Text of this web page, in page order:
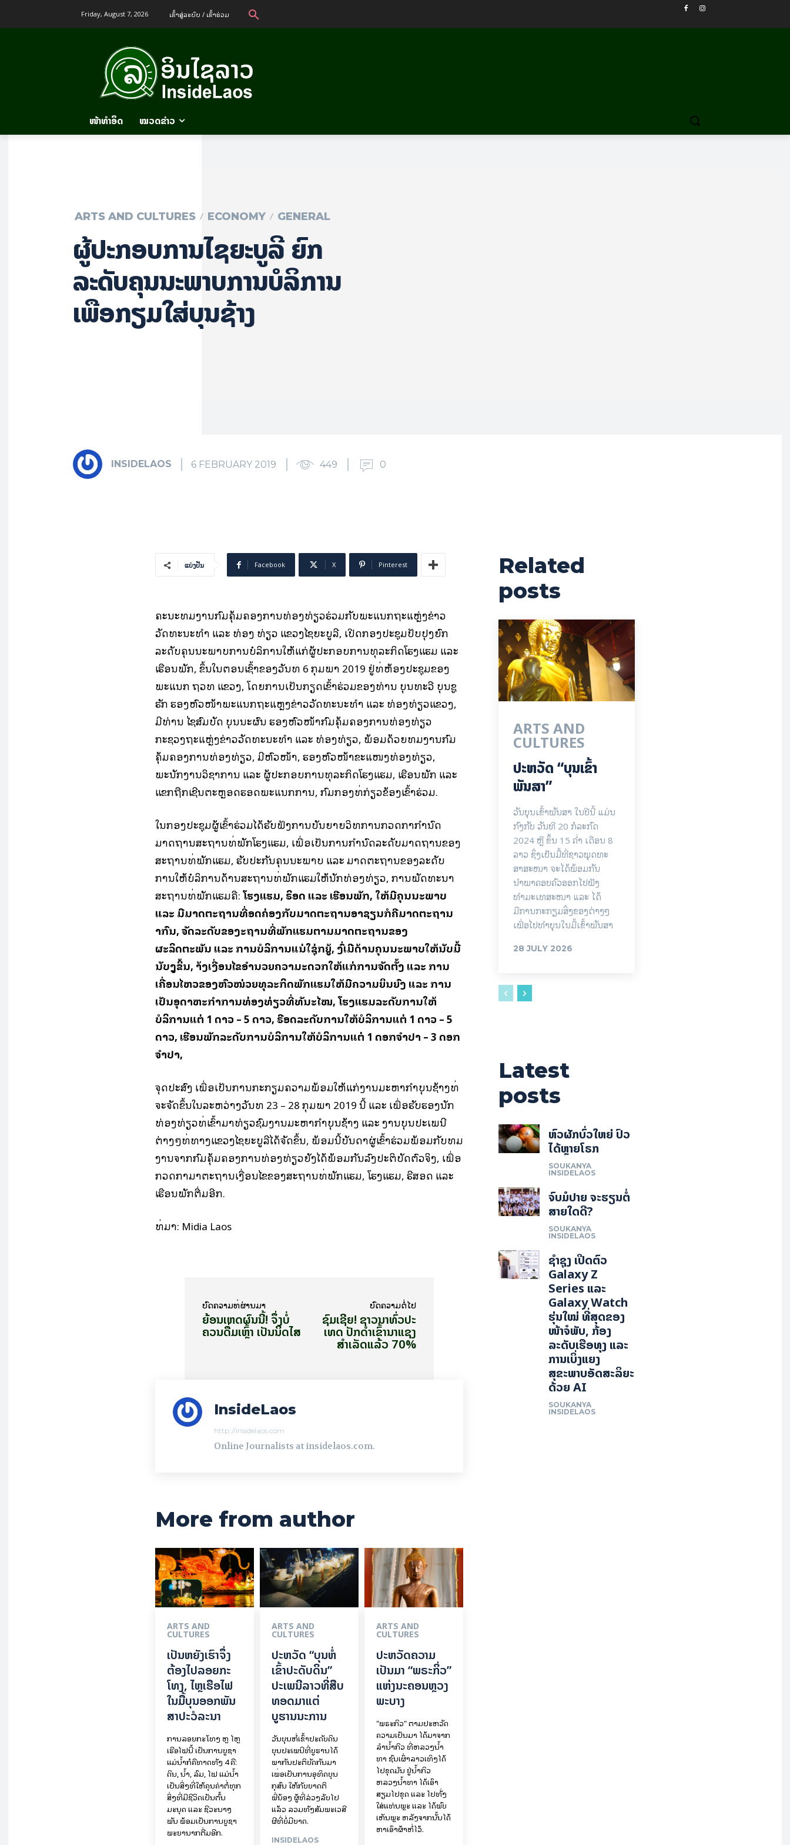
Friday, August 7, 2026 ເຂົ້າ​ສູ່​ລະ​ບົບ / ເຂົ້າ​ຮ່ວມ
ໜ້າທຳອິດ ໝວດຂ່າວ
ARTS AND CULTURES ECONOMY GENERAL
​ຜູ້​ປະ​ກອບ​ການ​ໄຊ​ຍະ​ບູ​ລີ ຍົກ
ລະດັບຄຸນນະພາບການບໍລິການ
ເພື່ອກຽມ​ໃສ່​ບຸນ​ຊ້າງ
INSIDELAOS 6 FEBRUARY 2019 449 0
ແບ່ງປັນ Facebook X Pinterest
ຄະນະທີມງານກົມຄຸ້ມຄອງການທ່ອງທ່ຽວຮ່ວມກັບພະແນກຖະແຫຼ່ງຂ່າວ
ວັດທະນະທຳ ແລະ ທ່ອງ ທ່ຽວ ແຂວງໄຊຍະບູລີ, ເປີດກອງປະຊຸມປັບປຸງຍົກ
ລະດັບຄຸນນະພາບການບໍລິການໃຫ້ແກ່ຜູ້ປະກອບການທຸລະກິດໂຮງແຮມ ແລະ
ເຮືອນພັກ, ຂຶ້ນໃນຕອນເຊົ້າຂອງວັນທີ 6 ກຸມພາ 2019 ຢູ່ທີ່ຫ້ອງປະຊຸມຂອງ
ພະແນກ ຖວທ ແຂວງ, ໂດຍການເປັນກຽດເຂົ້າຮ່ວມຂອງທ່ານ ບຸນທະວີ ບຸນຊູ
ຮັກ ຮອງຫົວໜ້າພະແນກຖະແຫຼງຂ່າວວັດທະນະທຳ ແລະ ທ່ອງທ່ຽວແຂວງ,
ມີທ່ານ ໄຊສົມບັດ ບຸນນະຜົນ ຮອງຫົວໜ້າກົມຄຸ້ມຄອງການທ່ອງທ່ຽວ
ກະຊວງຖະແຫຼ່ງຂ່າວວັດທະນະທຳ ແລະ ທ່ອງທ່ຽວ, ພ້ອມດ້ວຍທີມງານກົມ
ຄຸ້ມຄອງການທ່ອງທ່ຽວ, ມີຫົວໜ້າ, ຮອງຫົວໜ້າຂະແໜງທ່ອງທ່ຽວ,
ພະນັກງານວິຊາການ ແລະ ຜູ້ປະກອບການທຸລະກິດໂຮງແຮມ, ເຮືອນພັກ ແລະ
ແຂກຖືກເຊີນຕະຫຼອດຮອດພະແນກການ, ກົມກອງທີ່ກ່ຽວຂ້ອງເຂົ້າຮ່ວມ.
ໃນກອງປະຊຸມຜູ້ເຂົ້າຮ່ວມໄດ້ຮັບຟັງການບັນຍາຍວິທີການກວດກາກຳນົດ
ມາດຖານສະຖານທີ່ພັກໂຮງແຮມ, ເພື່ອເປັນການກຳນົດລະດັບມາດຖານຂອງ
ສະຖານທີ່ພັກແຮມ, ຮັບປະກັນຄຸນນະພາບ ແລະ ມາດຕະຖານຂອງລະດັບ
ການໃຫ້ບໍລິການດ້ານສະຖານທີ່ພັກແຮມໃຫ້ນັກທ່ອງທ່ຽວ, ການພັດທະນາ
ສະຖານທີ່ພັກແຮມຄື:ໂຮງແຮມ, ຣິສອດ ແລະ ເຮືອນພັກ, ໃຫ້ມີຄຸນນະພາບ
ແລະ ມີມາດຕະຖານທີ່ສອດຄ່ອງກັບມາດຕະຖານອາຊຽນກໍຄືມາດຕະຖານ
ສາກົນ, ຈັດລະດັບຂອງສະຖານທີ່ພັກແຮມຕາມມາດຕະຖານຂອງ
ຜະລິດຕະພັນ ແລະ ການບໍລິການແນ່ໃສ່ຊຸກຍູ້, ສົ່ງເສີມດ້ານຄຸນນະພາບໃຫ້ນັບມື້
ນັບສູງຂຶ້ນ, ສ້າງເງື່ອນໄຂອຳນວຍຄວາມສະດວກໃຫ້ແກ່ການຈັດຕັ້ງ ແລະ ການ
ເຄື່ອນໄຫວຂອງຫົວໜ່ວຍທຸລະກິດພັກແຮມໃຫ້ມີຄວາມຍຶນຍົງ ແລະ ການ
ເປັນອຸດສາຫະກຳການທ່ອງທ່ຽວທີ່ທັນສະໄໝ, ໂຮງແຮມລະດັບການໃຫ້
ບໍລິການແຕ່ 1 ດາວ – 5 ດາວ, ຣີສອດລະດັບການໃຫ້ບໍລິການແຕ່ 1 ດາວ – 5
ດາວ, ເຮືອນພັກລະດັບການບໍລິການໃຫ້ບໍລິການແຕ່ 1 ດອກຈຳປາ – 3 ດອກ
ຈຳປາ,
ຈຸດປະສົງ ເພື່ອເປັນການກະກຽມຄວາມພ້ອມໃຫ້ແກ່ງານມະຫາກຳບຸນຊ້າງທີ່
ຈະຈັດຂຶ້ນໃນລະຫວ່າງວັນທີ 23 – 28 ກຸມພາ 2019 ນີ້ ແລະ ເພື່ອຮັບຮອງນັກ
ທ່ອງທ່ຽວທີ່ເຂົ້າມາທ່ຽວຊົມງານມະຫາກຳບຸນຊ້າງ ແລະ ງານບຸນປະເພນີ
ຕ່າງໆທີ່ທາງແຂວງໄຊຍະບູລີໄດ້ຈັດຂຶ້ນ, ພ້ອມນີ້ບັນດາຜູ່ເຂົ້າຮ່ວມພ້ອມກັບທີມ
ງານຈາກກົມຄຸ້ມຄອງການທ່ອງທ່ຽວຍັງໄດ້ພ້ອມກັນລົງປະຕິບັດຕົວຈິງ, ເພື່ອ
ກວດກາມາຕະຖານເງື່ອນໄຂຂອງສະຖານທີ່ພັກແຮມ, ໂຮງແຮມ, ຣີສອດ ແລະ
ເຮືອນພັກຕື່ມອີກ.
ທີ່​ມາ: Midia Laos
ບົດ​ຄວາມ​ທີ່​ຜ່ານ​ມາ
​ຍ້ອນ​ເຫດ​ຜົນ​ນີ້! ​ຈຶ່ງບໍ່​
ຄວນ​ດື່ມ​ເຫຼົ້າ ເປັນ​ນິດ​ໄສ
ບົດ​ຄວາມ​ຕໍ່​ໄປ
ຊົມ​ເຊີຍ! ຊາວ​ນາ​ທົ່ວ​ປະ​
ເທດ ປັກດໍາເຂົ້ານາແຊງ
ສໍາເລັດແລ້ວ 70%
InsideLaos
http://insidelaos.com
Online Journalists at insidelaos.com.
More from author
ARTS AND
CULTURES
ເປັນ​ຫຍັງ​ເຮົາ​ຈຶ່ງ​
ຕ້ອງ​ໄປລອຍ​ກະ​
ໂທງ, ໄຫຼ​ເຮືອ​ໄຟ
ໃນ​ມື້​​ບຸນ​ອອກ​ພັນ​
ສາ​ປະ​ວໍ​ລະ​ນາ
ການລອຍ​ກະ​ໂທງ ຫຼື ໄຫຼ
ເຮືອໄຟນີ້ ເປັນການບູຊາ
ແມ່ນໍ້າກໍຄືທາດທັງ 4 ຄື:
ດິນ, ນໍ້າ, ລົມ, ໄຟ ແມ່ນໍ້າ
ເປັນສິ່ງທີ່ໃຫ້ຄຸນຄ່າຕໍ່ທຸກ
ສິ່ງທີ່ມີຊີວິດເປັນຕົ້ນ
ມະນຸດ ແລະ ຊີວະນາໆ
ພັນ ພ້ອມເປັນການບູຊາ
ພະຍານາກຕື່ມອີກ.
ARTS AND
CULTURES
ປະຫວັດ “ບຸນຫໍ່
ເຂົ້າປະດັບດິນ”
ປະເພນີລາວທີ່ສືບ
ທອດມາແຕ່
ບູຮານນະການ
ວັນບຸນຫໍ່ເຂົ້າປະດັບດິນ
ບຸນປະເພນີທີ່ບູຮານໄດ້
ພາກັນປະຕິບັດກັນມາ
ເພື່ອເປັນການອຸທິດບຸນ
ກຸສົນ ໃຫ້ກັບຍາດຕິ
ພີ່ນ້ອງ ຜູ້ທີ່ລ່ວງລັບໄປ
ແລ້ວ ລວມທັງສັມພະເວສີ
ຜີທີ່ບໍ່ມີຍາດ.
INSIDELAOS
ARTS AND
CULTURES
ປະຫວັດຄວາມ
ເປັນມາ “ພຣະກິ່ວ”
ແຫ່ງນະຄອນຫຼວງ
ພະບາງ
"ພຣະກິວ" ຕາມປະຫວັດ
ຄວາມເປັນມາ ໄດ້ມາຈາກ
ລຳນ້ຳກິວ ທີ່ຫລວງນ້ຳ
ທາ ຊົນເຜົ່າລາວເທິງໄດ້
ໄປຂຸດມັນ ຢູ່ນ້ຳກິວ
ຫລວງນ້ຳທາ ໄດ້ເອົາ
ສຽມໄປຂຸດ ແລະ ໄປທັ່ງ
ໃສ່ແທ່ນພຼະ ແລະ ໄດ້ພົບ
ເຫັນພຼະ ຫລັງຈາກນັ້ນໄດ້
ຫາເອົາຜ້າຫໍ່ໄວ້.
Related
posts
ARTS AND
CULTURES
ປະຫວັດ “ບຸນເຂົ້າ
ພັນສາ”
ວັນບຸນເຂົ້າພັນສາ ໃນປີນີ້ ແມ່ນ
ກົງກັບ ວັນທີ 20 ກໍລະກົດ
2024 ຫຼື ຂຶ້ນ 15 ຄໍ່າ ເດືອນ 8
ລາວ ຊຶ່ງເປັນມື້ທີ່ຊາວພຸດທະ
ສາສະໜາ ຈະໄດ້ພ້ອມກັນ
ນຳພາຄອບຄົວອອກໄປຟັງ
ທຳມະເທສະໜາ ແລະ ໄດ້
ມີການກະກຽມສິ່ງຂອງຕ່າງໆ
ເພື່ອໄປທຳບຸນໃນມື້ເຂົ້າພັນສາ
28 JULY 2026
Latest
posts
ຫົວຜັກບົ່ວໃຫຍ່ ປົວ
ໄດ້ຫຼາຍໂຣກ
SOUKANYA
INSIDELAOS
ຈົບມໍປາຍ ຈະຮຽນຕໍ່
ສາຍໃດດີ?
SOUKANYA
INSIDELAOS
ຊຳຊຸງ ເປີດຕົວ
Galaxy Z
Series ແລະ
Galaxy Watch
ຮຸ່ນໃໝ່ ທີ່ສຸດຂອງ
ໜ້າຈໍພັບ, ກ້ອງ
ລະດັບເຮືອທຸງ ແລະ
ການເບິ່ງແຍງ
ສຸຂະພາບອັດສະລິຍະ
ດ້ວຍ AI
SOUKANYA
INSIDELAOS